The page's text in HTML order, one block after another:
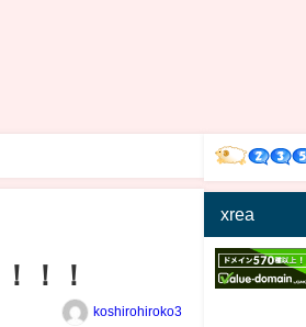
！！
koshirohiroko3
xrea